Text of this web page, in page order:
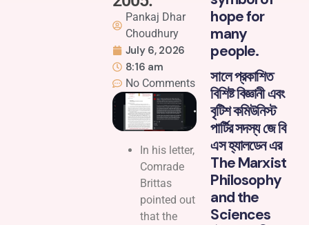
Pankaj Dhar
Choudhury
July 6, 2026
8:16 am
No Comments
In his letter,
Comrade
Brittas
pointed out
that the
hope for
many
people.
সালে প্রকাশিত
বিশিষ্ট বিজ্ঞানী এবং
বৃটিশ কমিউনিস্ট
পার্টির সদস্য জে বি
এস হ্যালডেন এর
The Marxist
Philosophy
and the
Sciences